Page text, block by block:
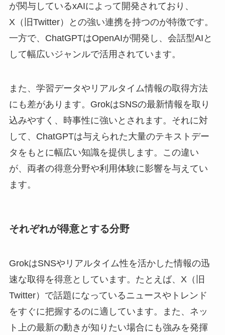
が関与しているxAIによって開発されており、
X（旧Twitter）との強い連携を持つのが特徴です。
一方で、ChatGPTはOpenAIが開発し、会話型AIと
して幅広いジャンルで活用されています。
また、学習データやリアルタイム情報の取得方法
にも差があります。GrokはSNSの最新情報を取り
込みやすく、時事性に強いとされます。それに対
して、ChatGPTは与えられた大量のテキストデー
タをもとに幅広い知識を提供します。この違い
が、両者の得意分野や利用体験に影響を与えてい
ます。
それぞれが得意とする分野
GrokはSNSやリアルタイム性を活かした情報の迅
速な取得を得意としています。たとえば、X（旧
Twitter）で話題になっているニュースやトレンド
をすぐに把握するのに適しています。また、ネッ
ト上の最新の動きが知りたい場合にも強みを発揮